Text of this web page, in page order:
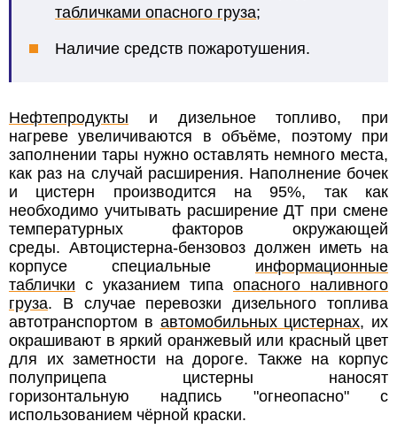
табличками опасного груза;
Наличие средств пожаротушения.
Нефтепродукты и дизельное топливо, при
нагреве увеличиваются в объёме, поэтому при
заполнении тары нужно оставлять немного места,
как раз на случай расширения. Наполнение бочек
и цистерн производится на 95%, так как
необходимо учитывать расширение ДТ при смене
температурных факторов окружающей
среды. Автоцистерна-бензовоз должен иметь на
корпусе специальные информационные
таблички с указанием типа опасного наливного
груза. В случае перевозки дизельного топлива
автотранспортом в автомобильных цистернах, их
окрашивают в яркий оранжевый или красный цвет
для их заметности на дороге. Также на корпус
полуприцепа цистерны наносят
горизонтальную надпись "огнеопасно" с
использованием чёрной краски.